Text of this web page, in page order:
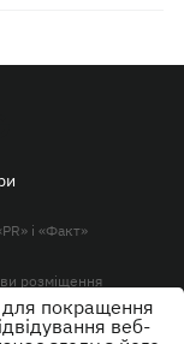
і «Факт»
розміщення
для покращення
веб-